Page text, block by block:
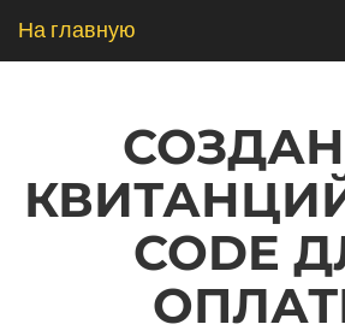
На главную
CODE